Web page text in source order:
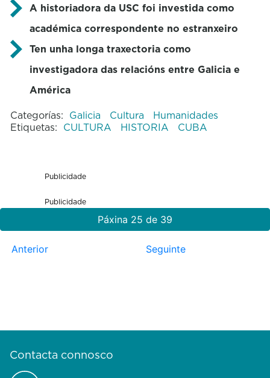
A historiadora da USC foi investida como
académica correspondente no estranxeiro
Ten unha longa traxectoria como
investigadora das relacións entre Galicia e
América
Categorías: Galicia Cultura
Humanidades
Etiquetas: CULTURA HISTORIA CUBA
Publicidade
Publicidade
Páxina 25 de 39
Anterior Seguinte
Contacta connosco